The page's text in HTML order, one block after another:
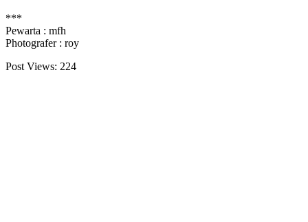
***
Pewarta : mfh
Photografer : roy
Post Views: 224